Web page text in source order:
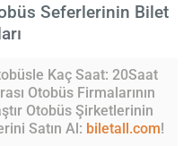
Seferlerinin Bilet
Kaç Saat: 20Saat
Otobüs Firmalarının
Otobüs Şirketlerinin
Satın Al: biletall.com!